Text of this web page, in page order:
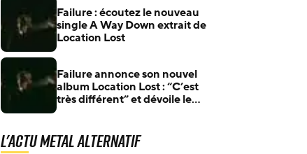
Failure : écoutez le nouveau
single A Way Down extrait de
Location Lost
Failure annonce son nouvel
album Location Lost : “C’est
très différent” et dévoile le
L'actu Metal Alternatif